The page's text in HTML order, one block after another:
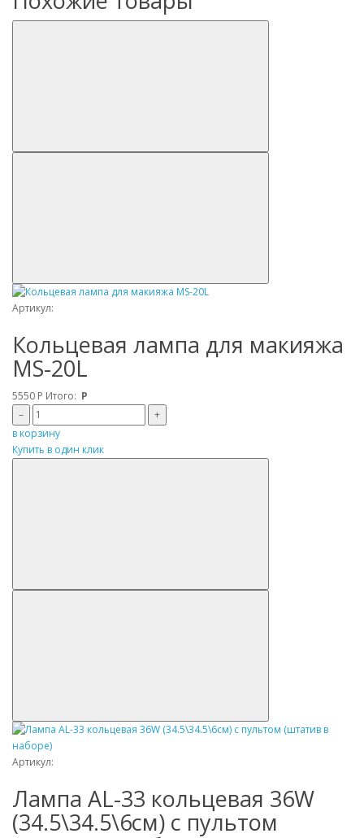
Артикул:
Кольцевая лампа для макияжа
MS-20L
5550 Р Итого: Р
–
+
в корзину
Купить в один клик
Артикул:
Лампа AL-33 кольцевая 36W
(34.5\34.5\6см) с пультом